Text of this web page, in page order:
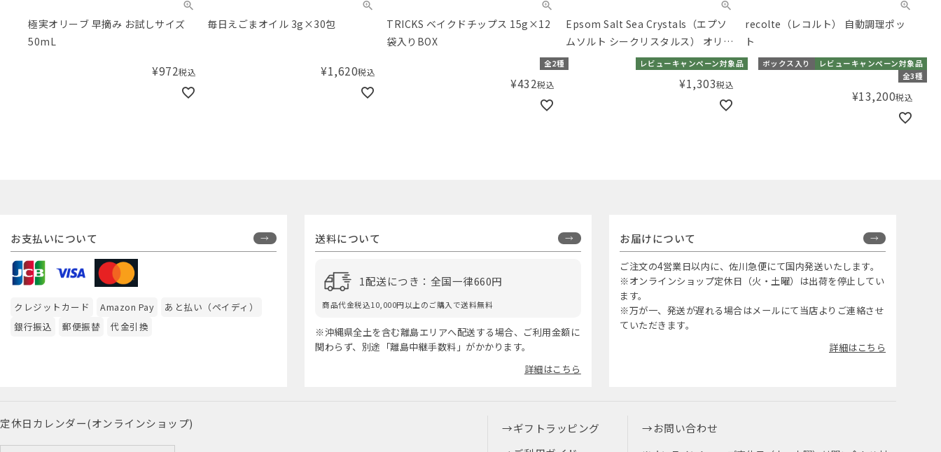
極実オリーブ 早摘み お試しサイズ
50mL
¥972税込
毎日えごまオイル 3g×30包
¥1,620税込
TRICKS ベイクドチップス 15g×12
袋入りBOX
全2種
¥432税込
Epsom Salt Sea Crystals（エプソ
ムソルト シークリスタルス） オリジ
ナル 2.2kg
レビューキャンペーン対象品
¥1,303税込
recolte（レコルト） 自動調理ポッ
ト
ボックス入り
レビューキャンペーン対象品
全3種
¥13,200税込
お支払いについて
クレジットカード Amazon Pay
あと払い（ペイディ）
銀行振込
郵便振替 代金引換
送料について
1配送につき：全国一律660円
商品代金税込10,000円以上のご購入で送料無料
※沖縄県全土を含む離島エリアへ配送する場合、ご利用金額に
関わらず、別途「離島中継手数料」がかかります。
詳細はこちら
お届けについて
ご注文の4営業日以内に、佐川急便にて国内発送いたします。
※オンラインショップ定休日（火・土曜）は出荷を停止してい
ます。
※万が一、発送が遅れる場合はメールにて当店よりご連絡させ
ていただきます。
詳細はこちら
定休日カレンダー(オンラインショップ)
ギフトラッピング
お問い合わせ